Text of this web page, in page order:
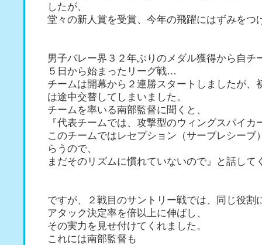
したが、
堂々の新人賞を受賞、今年の飛躍にはずみをつ
男子バレー界３２年ぶりのメダル獲得から自チ
５日から始まったリーグ戦…
チームは開幕から２連勝スタートしましたが、
は途中交替してしまいました。
チームを率いる南部監督に聞くと、
『代表チームでは、攻撃型のウィングスパイカ
このチームではレセプション（サーブレシーブ
らうので、
まだそのリズムに慣れていないので』と話して
ですが、２戦目のサントリー戦では、同じ役割
アタック決定率を倍以上に伸ばし、
その実力を見せ付けてくれました。
これには南部監督も